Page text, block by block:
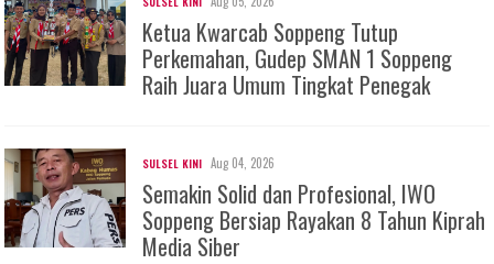
Ketua Kwarcab Soppeng Tutup
Perkemahan, Gudep SMAN 1 Soppeng
Raih Juara Umum Tingkat Penegak
SULSEL KINI Aug 04, 2026
Semakin Solid dan Profesional, IWO
Soppeng Bersiap Rayakan 8 Tahun Kiprah
Media Siber